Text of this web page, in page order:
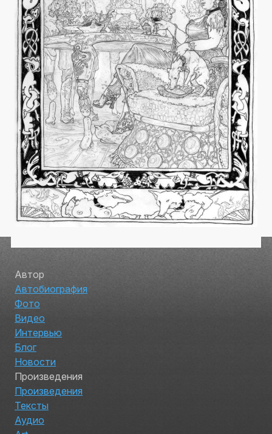
Автор
Автобиография
Фото
Видео
Интервью
Блог
Новости
Произведения
Произведения
Тексты
Аудио